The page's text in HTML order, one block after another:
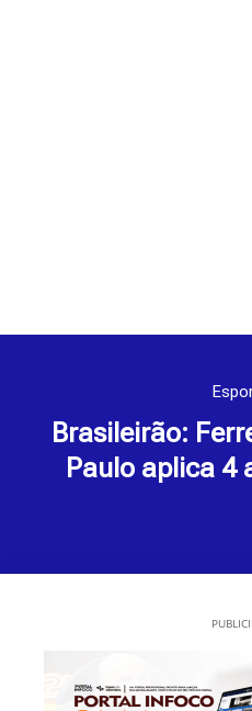
Brasileirão:
Paulo aplica 4